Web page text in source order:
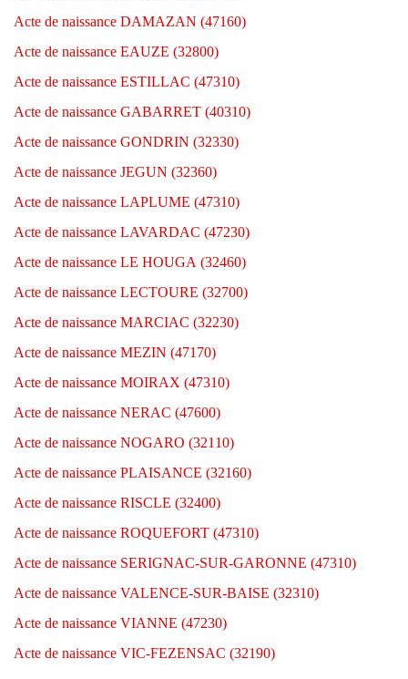
Acte de naissance DAMAZAN (47160)
Acte de naissance EAUZE (32800)
Acte de naissance ESTILLAC (47310)
Acte de naissance GABARRET (40310)
Acte de naissance GONDRIN (32330)
Acte de naissance JEGUN (32360)
Acte de naissance LAPLUME (47310)
Acte de naissance LAVARDAC (47230)
Acte de naissance LE HOUGA (32460)
Acte de naissance LECTOURE (32700)
Acte de naissance MARCIAC (32230)
Acte de naissance MEZIN (47170)
Acte de naissance MOIRAX (47310)
Acte de naissance NERAC (47600)
Acte de naissance NOGARO (32110)
Acte de naissance PLAISANCE (32160)
Acte de naissance RISCLE (32400)
Acte de naissance ROQUEFORT (47310)
Acte de naissance SERIGNAC-SUR-GARONNE (47310)
Acte de naissance VALENCE-SUR-BAISE (32310)
Acte de naissance VIANNE (47230)
Acte de naissance VIC-FEZENSAC (32190)